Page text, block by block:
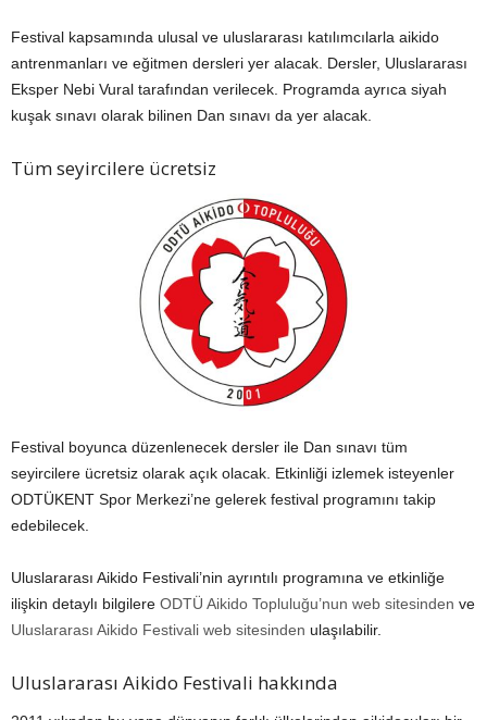
Festival kapsamında ulusal ve uluslararası katılımcılarla aikido
antrenmanları ve eğitmen dersleri yer alacak. Dersler, Uluslararası
Eksper Nebi Vural tarafından verilecek. Programda ayrıca siyah
kuşak sınavı olarak bilinen Dan sınavı da yer alacak.
Tüm seyircilere ücretsiz
Festival boyunca düzenlenecek dersler ile Dan sınavı tüm
seyircilere ücretsiz olarak açık olacak. Etkinliği izlemek isteyenler
ODTÜKENT Spor Merkezi’ne gelerek festival programını takip
edebilecek.
Uluslararası Aikido Festivali’nin ayrıntılı programına ve etkinliğe
ilişkin detaylı bilgilere ODTÜ Aikido Topluluğu’nun web sitesinden ve
Uluslararası Aikido Festivali web sitesinden ulaşılabilir.
Uluslararası Aikido Festivali hakkında